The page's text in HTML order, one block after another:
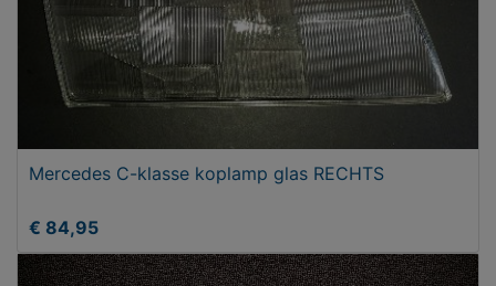
Mercedes C-klasse koplamp glas RECHTS
€ 84,95